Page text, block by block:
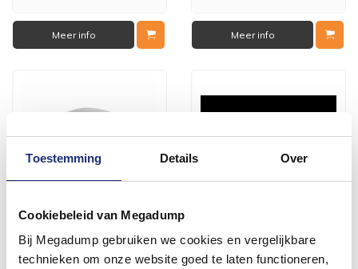
Toestemming Details Over
Cookiebeleid van Megadump
Bij Megadump gebruiken we cookies en vergelijkbare
technieken om onze website goed te laten functioneren,
Meer info Meer info
Opbouwwastafel BWS
Fresh Keramiek 42x42 cm
Keramische Wastafel Dicta